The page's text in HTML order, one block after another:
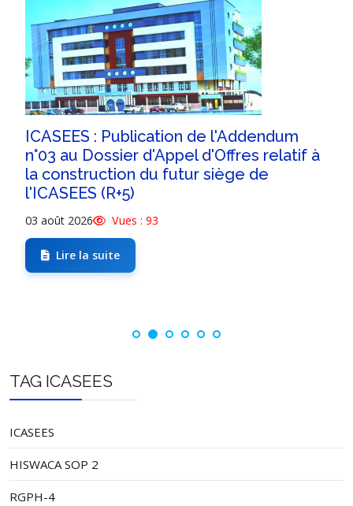
ICASEES : Publication de l'Addendum
n°03 au Dossier d'Appel d'Offres relatif à
la construction du futur siège de
l'ICASEES (R+5)
03 août 2026 Vues : 93
Lire la suite
TAG ICASEES
ICASEES
HISWACA SOP 2
RGPH-4